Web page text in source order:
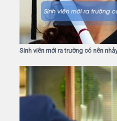
Sinh viên mới ra trường có nên